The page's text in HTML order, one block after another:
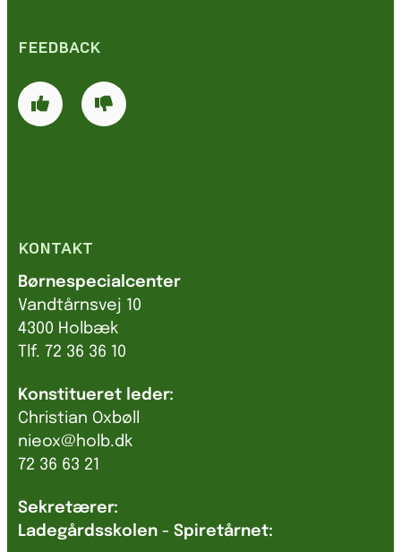
FEEDBACK
KONTAKT
Børnespecialcenter
Vandtårnsvej 10
4300 Holbæk
Tlf. 72 36 36 10
Konstitueret leder:
Christian Oxbøll
nieox@holb.dk
72 36 63 21
Sekretærer:
Ladegårdsskolen - Spiretårnet: